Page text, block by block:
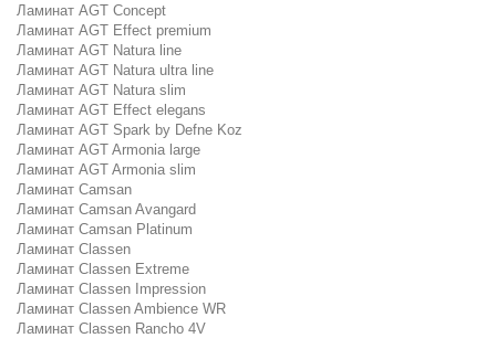
Ламинат AGT Concept
Ламинат AGT Effect premium
Ламинат AGT Natura line
Ламинат AGT Natura ultra line
Ламинат AGT Natura slim
Ламинат AGT Effect elegans
Ламинат AGT Spark by Defne Koz
Ламинат AGT Armonia large
Ламинат AGT Armonia slim
Ламинат Camsan
Ламинат Camsan Avangard
Ламинат Camsan Platinum
Ламинат Classen
Ламинат Classen Extreme
Ламинат Classen Impression
Ламинат Classen Ambience WR
Ламинат Classen Rancho 4V